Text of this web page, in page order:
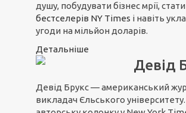
душу, побудувати бізнес мрії,
бестселерів NY Times і навіть
угоди на мільйон доларів.
Детальніше
Девід
Девід Брукс — американський
викладач Єльського